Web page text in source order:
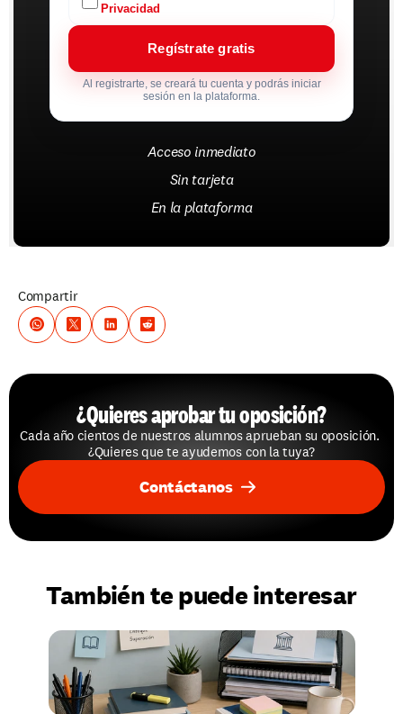
Privacidad
Regístrate gratis
Al registrarte, se creará tu cuenta y podrás iniciar
sesión en la plataforma.
Acceso inmediato
Sin tarjeta
En la plataforma
Compartir
¿Quieres aprobar tu oposición?
Cada año cientos de nuestros alumnos aprueban su oposición.
¿Quieres que te ayudemos con la tuya?
Contáctanos
También te puede interesar